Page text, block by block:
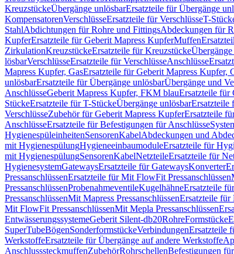
KreuzstückeÜbergänge unlösbarErsatzteile für Übergänge
KompensatorenVerschlüsseErsatzteile für VerschlüsseT-
StahlAbdichtungen für Rohre und FittingsAbdeckungen für
KupferErsatzteile für Geberit Mapress KupferMuffen
ZirkulationKreuzstückeErsatzteile für Kreuzstücke
lösbarVerschlüsseErsatzteile für VerschlüsseAnschlüsse
Mapress Kupfer, GasErsatzteile für Geberit Mapress Kupfer,
unlösbarErsatzteile für Übergänge unlösbarÜbergänge und
AnschlüsseGeberit Mapress Kupfer, FKM blauErsatzteile für
StückeErsatzteile für T-StückeÜbergänge unlösbarErsatzteile
VerschlüsseZubehör für Geberit Mapress KupferErsatzteile
AnschlüsseErsatzteile für Befestigungen für Anschlüsse
HygienespüleinheitenSensorenKabelAbdeckungen und
mit HygienespülungHygieneeinbaumoduleErsatzteile für
mit HygienespülungSensorenKabelNetzteileErsatzteile für
HygienesystemGatewaysErsatzteile für GatewaysKonverter
PressanschlüssenErsatzteile für Mit FlowFit Pressanschlüssen
PressanschlüssenProbenahmeventileKugelhähneErsatzteile
PressanschlüssenMit Mapress PressanschlüssenErsatzteile für
Mit FlowFit PressanschlüssenMit Mepla Pressanschlüssen
EntwässerungssystemeGeberit Silent-db20RohreFormstücke
SuperTubeBögenSonderformstückeVerbindungenErsatzteile
WerkstoffeErsatzteile für Übergänge auf andere Werkstoffe
AnschlusssteckmuffenZubehörRohrschellenBefestigungen